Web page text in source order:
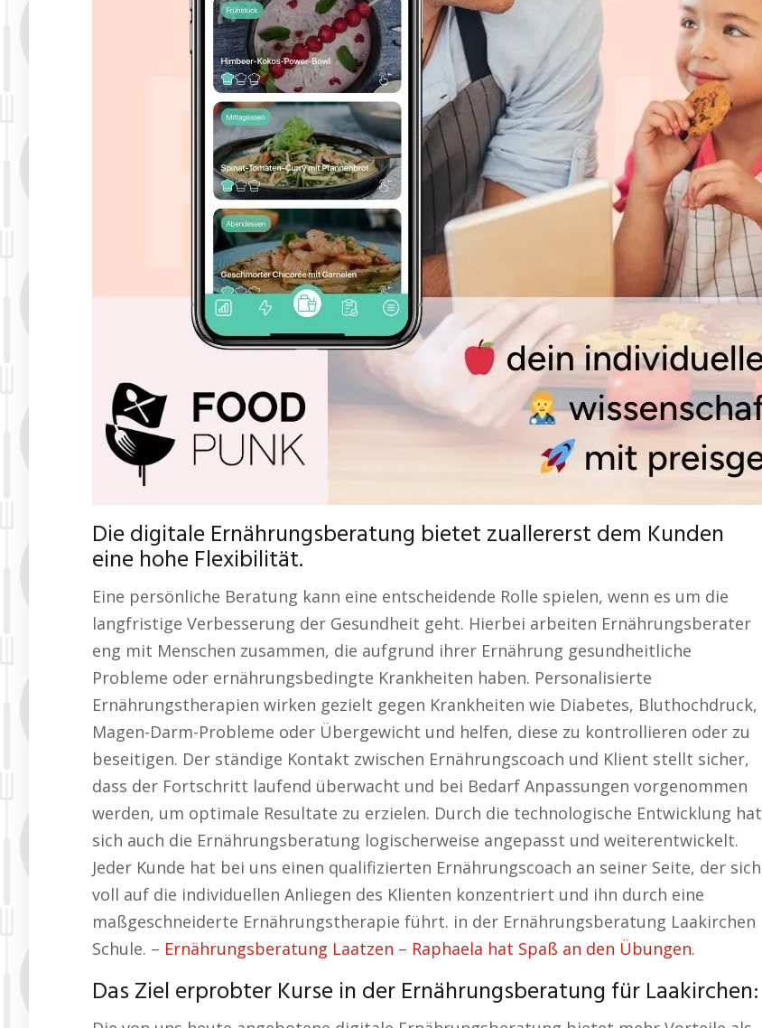
Die digitale Ernährungsberatung bietet zuallererst dem Kunden
eine hohe Flexibilität.
Eine persönliche Beratung kann eine entscheidende Rolle spielen, wenn es um die
langfristige Verbesserung der Gesundheit geht. Hierbei arbeiten Ernährungsberater
eng mit Menschen zusammen, die aufgrund ihrer Ernährung gesundheitliche
Probleme oder ernährungsbedingte Krankheiten haben. Personalisierte
Ernährungstherapien wirken gezielt gegen Krankheiten wie Diabetes, Bluthochdruck,
Magen-Darm-Probleme oder Übergewicht und helfen, diese zu kontrollieren oder zu
beseitigen. Der ständige Kontakt zwischen Ernährungscoach und Klient stellt sicher,
dass der Fortschritt laufend überwacht und bei Bedarf Anpassungen vorgenommen
werden, um optimale Resultate zu erzielen. Durch die technologische Entwicklung hat
sich auch die Ernährungsberatung logischerweise angepasst und weiterentwickelt.
Jeder Kunde hat bei uns einen qualifizierten Ernährungscoach an seiner Seite, der sich
voll auf die individuellen Anliegen des Klienten konzentriert und ihn durch eine
maßgeschneiderte Ernährungstherapie führt. in der Ernährungsberatung Laakirchen
Schule. – Ernährungsberatung Laatzen – Raphaela hat Spaß an den Übungen.
Das Ziel erprobter Kurse in der Ernährungsberatung für Laakirchen: